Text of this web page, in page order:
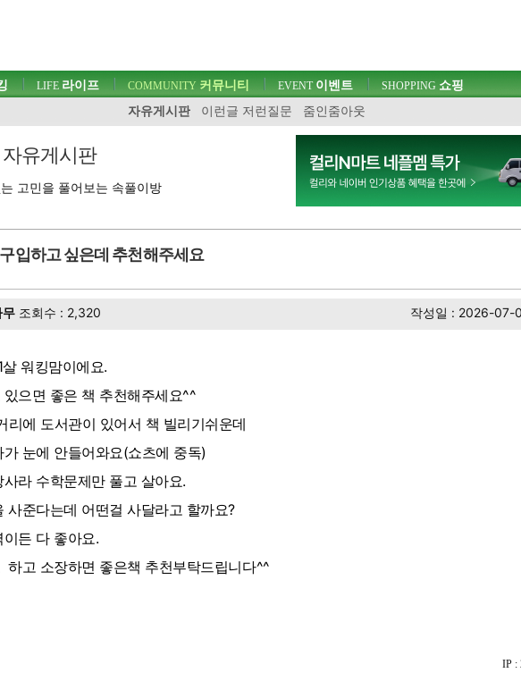
LIFE 라이프 COMMUNITY 커뮤니티
자유게시판
이런글 저런질문 줌인줌아웃
EVENT이벤트 SHOPPING 쇼핑
자유게시판
고민을 풀어보는 속풀이방
입하고 싶은데 추천해주세요
무 조회수 : 2,320 작성일 : 2026-07-
워킹맘이에요.
있으면 좋은 책 추천해주세요^^
리에 도서관이 있어서 책 빌리기쉬운데
가 눈에 안들어와요(쇼츠에 중독)
사라 수학문제만 풀고 살아요.
사준다는데 어떤걸 사달라고 할까요?
이든 다 좋아요.
하고 소장하면 좋은책 추천부탁드립니다^^
IP :